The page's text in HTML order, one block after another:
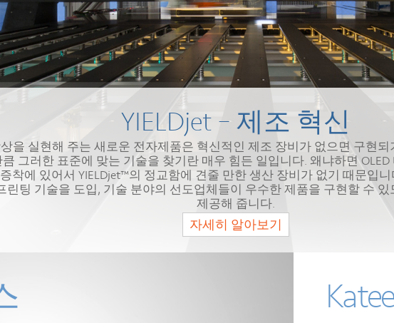
YIELDjet – 제조 혁신
을 실현해 주는 새로운 전자제품은 혁신적인 제조 장비가 없으면 구현되
그러한 표준에 맞는 기술을 찾기란 매우 힘든 일입니다. 왜냐하면
착에 있어서 YIELDjet™의 정교함에 견줄 만한 생산 장비가 없기 때문입
린팅 기술을 도입, 기술 분야의 선도업체들이 우수한 제품을 구현할 수
제공해 줍니다.
자세히 알아보기
자세히 알아보기
자세히 알아보기
자세히 알아보기
자세히 알아보기